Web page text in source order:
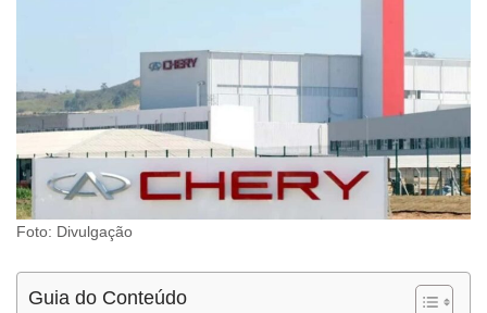
Foto: Divulgação
Guia do Conteúdo